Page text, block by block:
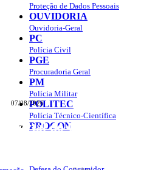
07/08/2026
Portal do Governo do
Proteção de Dados Pessoais
OUVIDORIA
Ouvidoria-Geral
PC
Polícia Civil
PGE
Procuradoria Geral
PM
Polícia Militar
POLITEC
Polícia Técnico-Científica
PROCON